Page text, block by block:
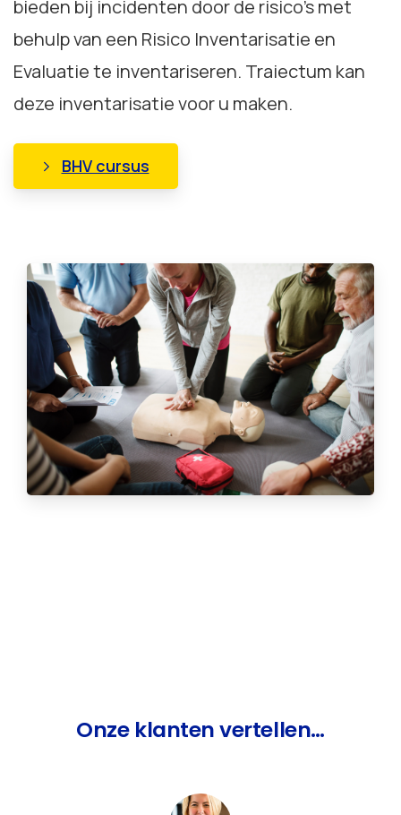
bieden bij incidenten door de risico’s met
behulp van een Risico Inventarisatie en
Evaluatie te inventariseren. Traiectum kan
deze inventarisatie voor u maken.
BHV cursus
Onze klantenvertellen…